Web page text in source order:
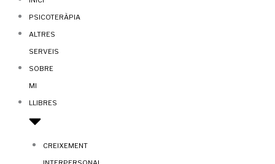
PSICOTERÀPIA
ALTRES
SERVEIS
SOBRE
MI
LLIBRES
CREIXEMENT